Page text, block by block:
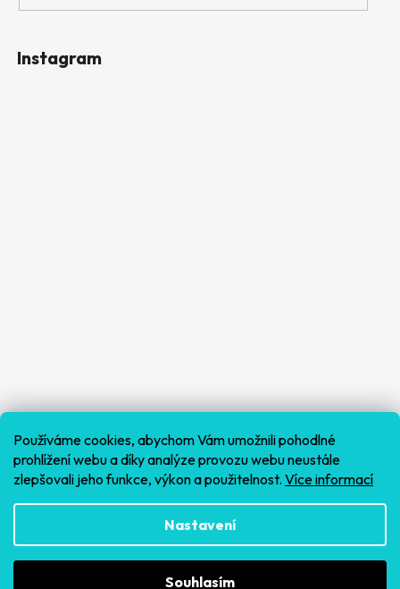
Používáme cookies, abychom Vám umožnili pohodlné
prohlížení webu a díky analýze provozu webu neustále
zlepšovali jeho funkce, výkon a použitelnost. Více informací
Nastavení
Souhlasím
Instagram
Sledovat na Instagramu